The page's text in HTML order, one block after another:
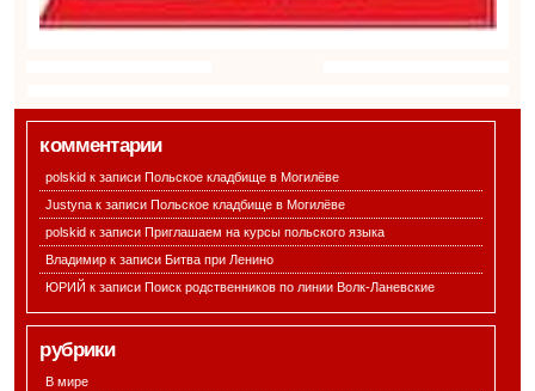
комментарии
polskid к записиПольское кладбище в Могилёве
Justyna к записиПольское кладбище в Могилёве
polskid к записиПриглашаем на курсы польского языка
Владимир к записи Битва при Ленино
ЮРИЙ к записиПоиск родственников по линии Волк-Ланевские
рубрики
В мире